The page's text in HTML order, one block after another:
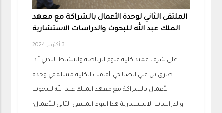
الملتقى الثاني لوحدة الأعمال بالشراكة مع معهد
الملك عبد الله للبحوث والدراسات الاستشارية
3 أكتوبر 2024
على شرف عميد كلية علوم الرياضة والنشاط البدني أ.د.
طارق بن علي الصالحي ؛أقامت الكلية ممثلة في وحدة
الأعمال بالشراكة مع معهد الملك عبد الله للبحوث
والدراسات الاستشارية هذا اليوم الملتقى الثانى للأعمال؛